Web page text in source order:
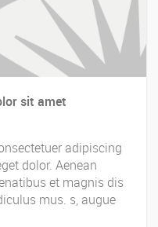
sit amet
adipiscing
dolor. Aenean
et magnis dis
mus. s, augue